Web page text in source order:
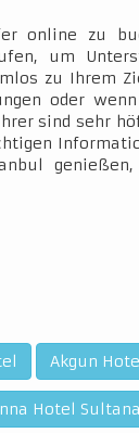
online zu
um
zu Ihrem
oder
sind sehr
Akgun
Hotel